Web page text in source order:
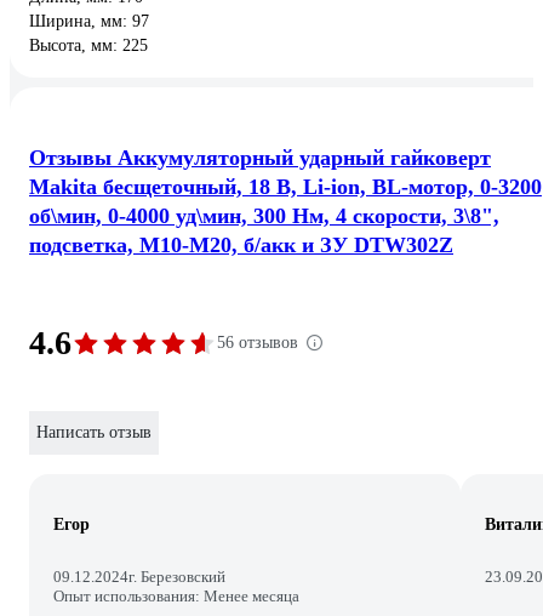
Ширина, мм: 97
Высота, мм: 225
Отзывы Аккумуляторный ударный гайковерт
Makita бесщеточный, 18 В, Li-ion, BL-мотор, 0-3200
об\мин, 0-4000 уд\мин, 300 Нм, 4 скорости, 3\8",
подсветка, М10-М20, б/акк и ЗУ DTW302Z
4.6 56 отзывов
Написать отзыв
Егор
09.12.2024г. Березовский
Опыт использования: Менее месяца